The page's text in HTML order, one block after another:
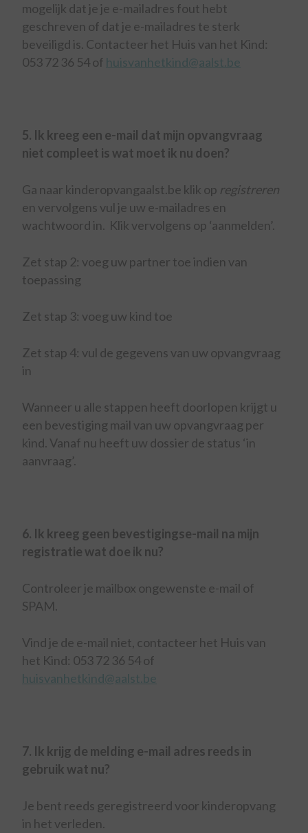
mogelijk dat je je e-mailadres fout hebt
geschreven of dat je e-mailadres te sterk
beveiligd is. Contacteer het Huis van het Kind:
053 72 36 54 of huisvanhetkind@aalst.be
5. Ik kreeg een e-mail dat mijn opvangvraag
niet compleet is wat moet ik nu doen?
Ga naar kinderopvangaalst.be klik op registreren
en vervolgens vul je uw e-mailadres en
wachtwoord in. Klik vervolgens op ‘aanmelden’.
Zet stap 2: voeg uw partner toe indien van
toepassing
Zet stap 3: voeg uw kind toe
Zet stap 4: vul de gegevens van uw opvangvraag
in
Wanneer u alle stappen heeft doorlopen krijgt u
een bevestiging mail van uw opvangvraag per
kind. Vanaf nu heeft uw dossier de status ‘in
aanvraag’.
6. Ik kreeg geen bevestigingse-mail na mijn
registratie wat doe ik nu?
Controleer je mailbox ongewenste e-mail of
SPAM.
Vind je de e-mail niet, contacteer het Huis van
het Kind: 053 72 36 54 of
huisvanhetkind@aalst.be
7. Ik krijg de melding e-mail adres reeds in
gebruik wat nu?
Je bent reeds geregistreerd voor kinderopvang
in het verleden.